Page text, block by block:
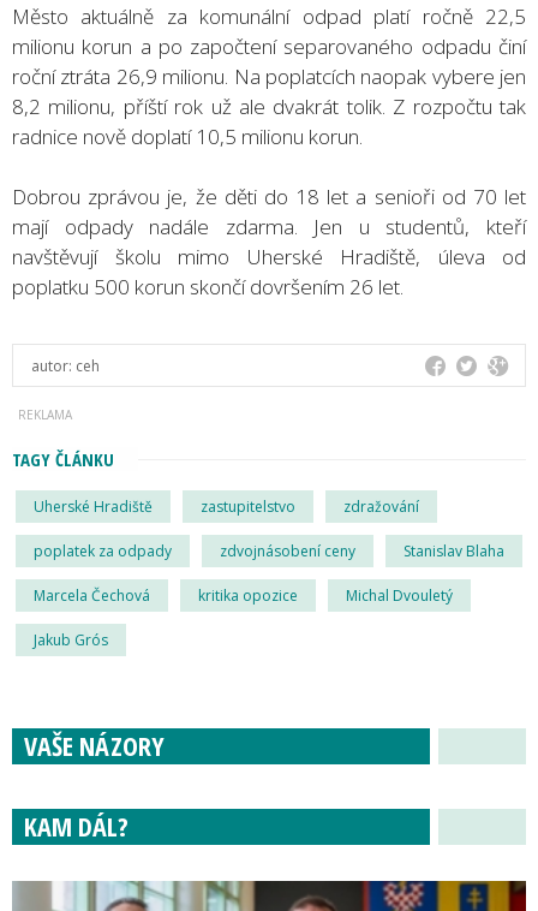
Město aktuálně za komunální odpad platí ročně 22,5
milionu korun a po započtení separovaného odpadu činí
roční ztráta 26,9 milionu. Na poplatcích naopak vybere jen
8,2 milionu, příští rok už ale dvakrát tolik. Z rozpočtu tak
radnice nově doplatí 10,5 milionu korun.
Dobrou zprávou je, že děti do 18 let a senioři od 70 let
mají odpady nadále zdarma. Jen u studentů, kteří
navštěvují školu mimo Uherské Hradiště, úleva od
poplatku 500 korun skončí dovršením 26 let.
autor: ceh
TAGY ČLÁNKU
Uherské Hradiště zastupitelstvo zdražování
poplatek za odpady zdvojnásobení ceny Stanislav Blaha
Marcela Čechová kritika opozice Michal Dvouletý
Jakub Grós
VAŠE NÁZORY
KAM DÁL?